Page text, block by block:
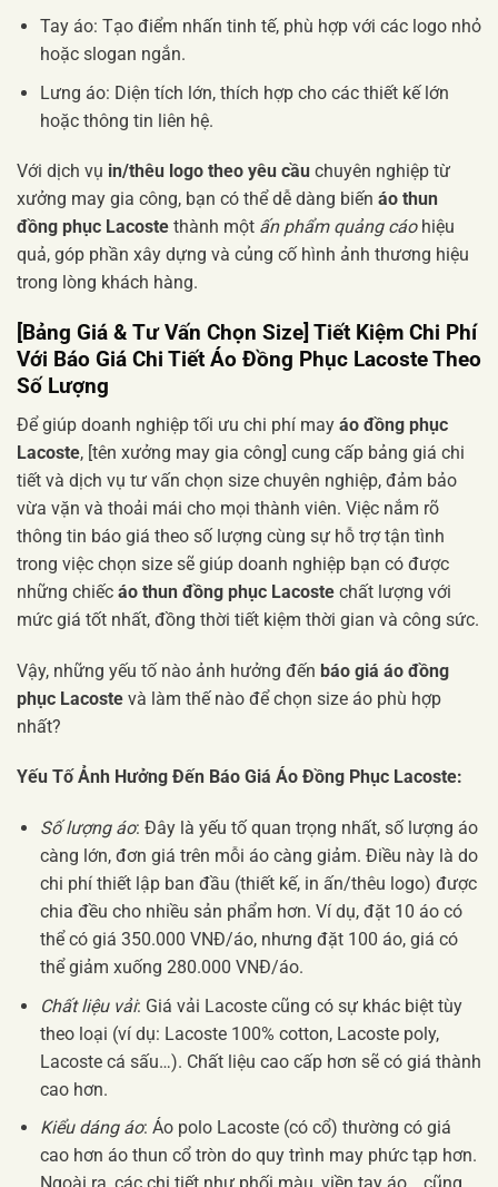
Tay áo: Tạo điểm nhấn tinh tế, phù hợp với các logo nhỏ
hoặc slogan ngắn.
Lưng áo: Diện tích lớn, thích hợp cho các thiết kế lớn
hoặc thông tin liên hệ.
Với dịch vụ in/thêu logo theo yêu cầu chuyên nghiệp từ
xưởng may gia công, bạn có thể dễ dàng biến áo thun
đồng phục Lacoste thành một ấn phẩm quảng cáohiệu
quả, góp phần xây dựng và củng cố hình ảnh thương hiệu
trong lòng khách hàng.
[Bảng Giá & Tư Vấn Chọn Size] Tiết Kiệm Chi Phí
Với Báo Giá Chi Tiết Áo Đồng Phục Lacoste Theo
Số Lượng
Để giúp doanh nghiệp tối ưu chi phí may áo đồng phục
Lacoste, [tên xưởng may gia công] cung cấp bảng giá chi
tiết và dịch vụ tư vấn chọn size chuyên nghiệp, đảm bảo
vừa vặn và thoải mái cho mọi thành viên. Việc nắm rõ
thông tin báo giá theo số lượng cùng sự hỗ trợ tận tình
trong việc chọn size sẽ giúp doanh nghiệp bạn có được
những chiếc áo thun đồng phục Lacoste chất lượng với
mức giá tốt nhất, đồng thời tiết kiệm thời gian và công sức.
Vậy, những yếu tố nào ảnh hưởng đến báo giá áo đồng
phục Lacoste và làm thế nào để chọn size áo phù hợp
nhất?
Yếu Tố Ảnh Hưởng Đến Báo Giá Áo Đồng Phục Lacoste:
Số lượng áo: Đây là yếu tố quan trọng nhất, số lượng áo
càng lớn, đơn giá trên mỗi áo càng giảm. Điều này là do
chi phí thiết lập ban đầu (thiết kế, in ấn/thêu logo) được
chia đều cho nhiều sản phẩm hơn. Ví dụ, đặt 10 áo có
thể có giá 350.000 VNĐ/áo, nhưng đặt 100 áo, giá có
thể giảm xuống 280.000 VNĐ/áo.
Chất liệu vải: Giá vải Lacoste cũng có sự khác biệt tùy
theo loại (ví dụ: Lacoste 100% cotton, Lacoste poly,
Lacoste cá sấu…). Chất liệu cao cấp hơn sẽ có giá thành
cao hơn.
Kiểu dáng áo: Áo polo Lacoste (có cổ) thường có giá
cao hơn áo thun cổ tròn do quy trình may phức tạp hơn.